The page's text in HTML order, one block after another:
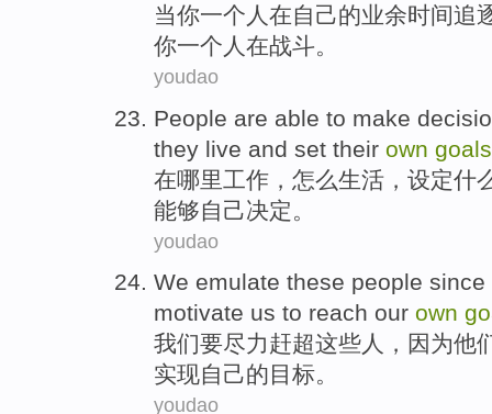
当你一个人 在自己的业余时间追
你一个人 在战斗。
youdao
People are able to make
they live and set their own goals
在哪里工作 ， 怎么生活 ， 设定什
能够自己决定 。
youdao
We emulate these people since
motivate us to reach our own
我们要尽力赶超这些人 ， 因为他
实现自己的目标。
youdao